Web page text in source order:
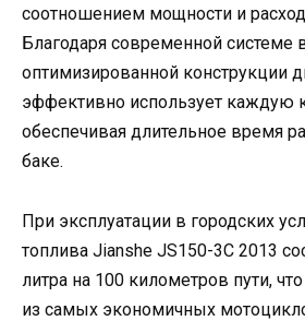
соотношением мощности и
Благодаря современной системе
оптимизированной конструкции
эффективно использует каждую
обеспечивая длительное время
баке.
При эксплуатации в городских
топлива Jianshe JS150-3C 2013
литра на 100 километров пути,
из самых экономичных